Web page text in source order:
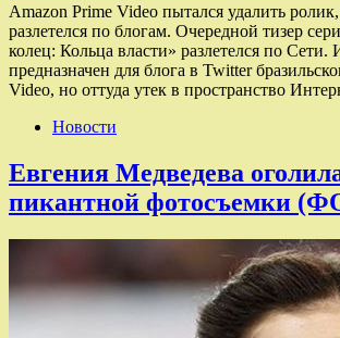
Amazon Prime Video пытался удалить
разлетелся по блогам. Очередной тизер
колец: Кольца власти» разлетелся по Сети.
предназначен для блога в Twitter
Video, но оттуда утек в пространство
Новости
Евгения Медведева
пикантной фотосъемки